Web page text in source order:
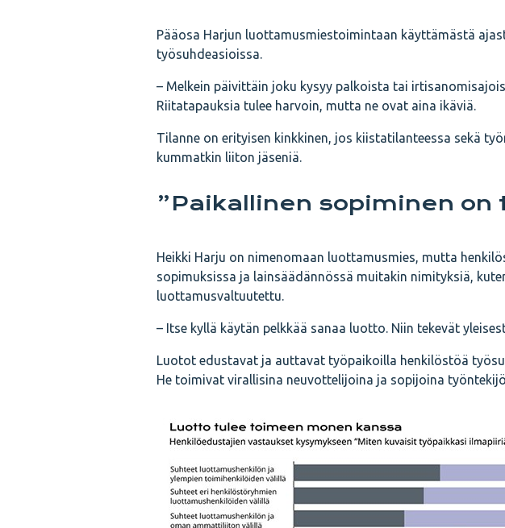
Pääosa Harjun luottamusmiestoimintaan käyttämästä
työsuhdeasioissa.
– Melkein päivittäin joku kysyy palkoista tai
Riitatapauksia tulee harvoin, mutta ne ovat aina ikäviä.
Tilanne on erityisen kinkkinen, jos kiistatilanteessa sekä
kummatkin liiton jäseniä.
”Paikallinen sopiminen on
Heikki Harju on nimenomaan luottamusmies, mutta
sopimuksissa ja lainsäädännössä muitakin nimityksiä,
luottamusvaltuutettu.
– Itse kyllä käytän pelkkää sanaa luotto. Niin tekevät
Luotot edustavat ja auttavat työpaikoilla henkilöstöä
He toimivat virallisina neuvottelijoina ja sopijoina